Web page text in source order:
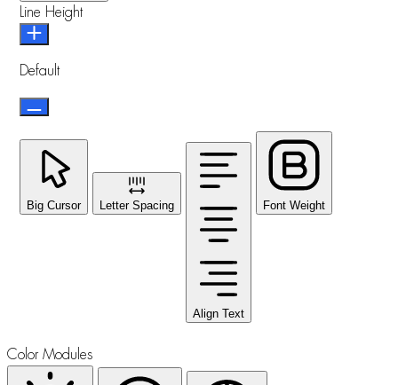
Line Height
Default
Big Cursor Letter Spacing
Align Text
Font Weight
Color Modules